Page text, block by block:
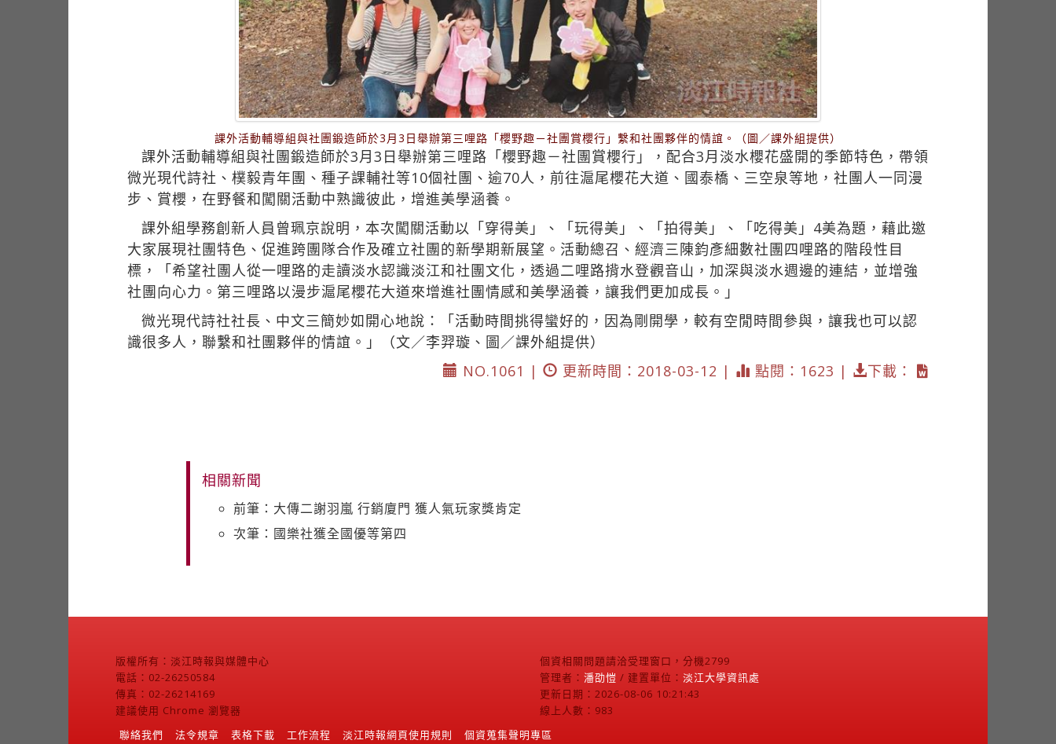
課外活動輔導組與社團鍛造師於3月3日舉辦第三哩路「櫻野趣－社團賞櫻行」繫和社團夥伴的情誼。（圖／課外組提供）
課外活動輔導組與社團鍛造師於3月3日舉辦第三哩路「櫻野趣－社團賞櫻行」，配合3月淡水櫻花盛開的季節特色，帶領
微光現代詩社、樸毅青年團、種子課輔社等10個社團、逾70人，前往滬尾櫻花大道、國泰橋、三空泉等地，社團人一同漫
步、賞櫻，在野餐和闖關活動中熟識彼此，增進美學涵養。
課外組學務創新人員曾珮京說明，本次闖關活動以「穿得美」、「玩得美」、「拍得美」、「吃得美」4美為題，藉此邀
大家展現社團特色、促進跨團隊合作及確立社團的新學期新展望。活動總召、經濟三陳鈞彥細數社團四哩路的階段性目
標，「希望社團人從一哩路的走讀淡水認識淡江和社團文化，透過二哩路揹水登觀音山，加深與淡水週邊的連結，並增強
社團向心力。第三哩路以漫步滬尾櫻花大道來增進社團情感和美學涵養，讓我們更加成長。」
微光現代詩社社長、中文三簡妙如開心地說：「活動時間挑得蠻好的，因為剛開學，較有空閒時間參與，讓我也可以認
識很多人，聯繫和社團夥伴的情誼。」（文／李羿璇、圖／課外組提供）
NO.1061 |
更新時間：2018-03-12 | 點閱：1623 | 下載：
相關新聞
前筆：大傳二謝羽嵐 行銷廈門 獲人氣玩家獎肯定
次筆：國樂社獲全國優等第四
版權所有：淡江時報與媒體中心
電話：02-26250584
傳真：02-26214169
建議使用 Chrome 瀏覽器
個資相關問題請洽受理窗口，分機2799
管理者： 潘劭愷 / 建置單位： 淡江大學資訊處
更新日期：2026-08-06 10:21:43
線上人數：983
聯絡我們
法令規章 表格下載 工作流程 淡江時報網頁使用規則 個資蒐集聲明專區